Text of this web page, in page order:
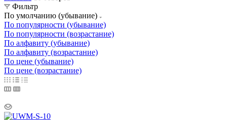
Фильтр
По умолчанию (убывание)
По популярности (убывание)
По популярности (возрастание)
По алфавиту (убывание)
По алфавиту (возрастание)
По цене (убывание)
По цене (возрастание)